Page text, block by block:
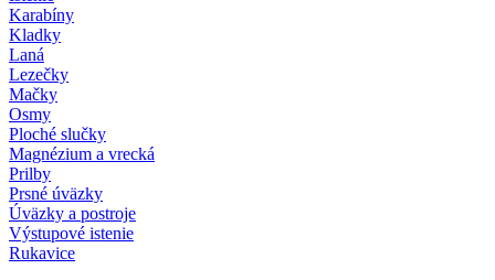
Karabíny
Kladky
Laná
Lezečky
Mačky
Osmy
Ploché slučky
Magnézium a vrecká
Prilby
Prsné úväzky
Úväzky a postroje
Výstupové istenie
Rukavice